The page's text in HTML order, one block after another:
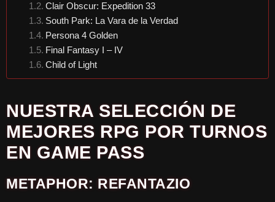
Clair Obscur: Expedition 33
South Park: La Vara de la Verdad
Persona 4 Golden
Final Fantasy I – IV
Child of Light
NUESTRA SELECCIÓN DE
MEJORES RPG POR TURNOS
EN GAME PASS
METAPHOR: REFANTAZIO